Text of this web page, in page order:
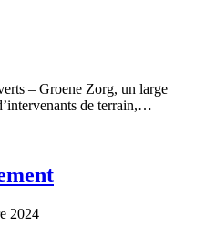
– Groene Zorg, un large
de terrain,…
2024